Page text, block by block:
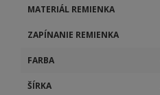
MATERIÁL REMIENKA
ZAPÍNANIE REMIENKA
FARBA
ŠÍRKA